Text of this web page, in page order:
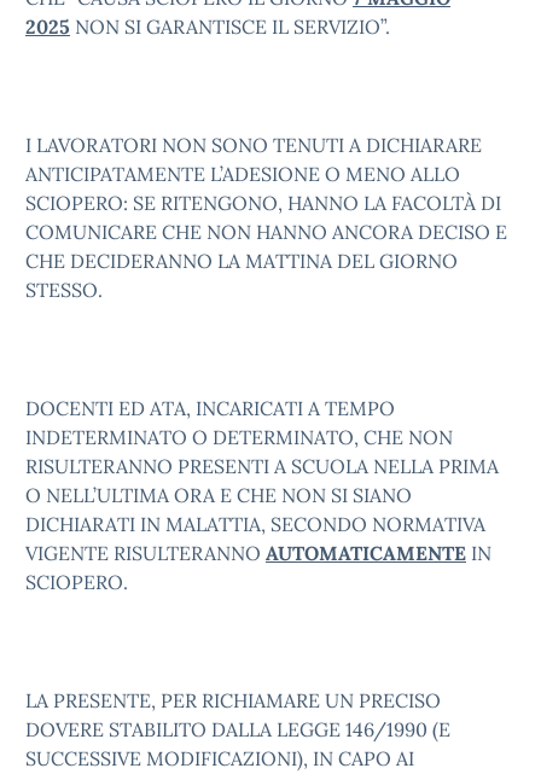
2025 NON SI GARANTISCE IL SERVIZIO”.
I LAVORATORI NON SONO TENUTI A DICHIARARE
ANTICIPATAMENTE L’ADESIONE O MENO ALLO
SCIOPERO: SE RITENGONO, HANNO LA FACOLTÀ DI
COMUNICARE CHE NON HANNO ANCORA DECISO E
CHE DECIDERANNO LA MATTINA DEL GIORNO
STESSO.
DOCENTI ED ATA, INCARICATI A TEMPO
INDETERMINATO O DETERMINATO, CHE NON
RISULTERANNO PRESENTI A SCUOLA NELLA PRIMA
O NELL’ULTIMA ORA E CHE NON SI SIANO
DICHIARATI IN MALATTIA, SECONDO NORMATIVA
VIGENTE RISULTERANNO AUTOMATICAMENTE IN
SCIOPERO.
LA PRESENTE, PER RICHIAMARE UN PRECISO
DOVERE STABILITO DALLA LEGGE 146/1990 (E
SUCCESSIVE MODIFICAZIONI), IN CAPO AI